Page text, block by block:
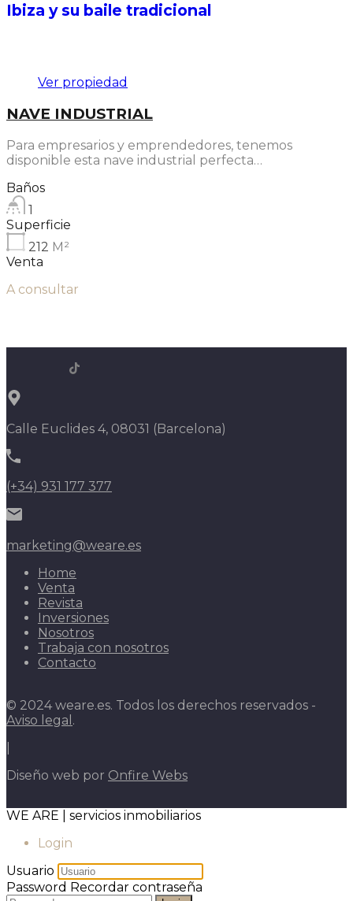
Ibiza y su baile tradicional
Ver propiedad
NAVE INDUSTRIAL
Para empresarios y emprendedores, tenemos
disponible esta nave industrial perfecta…
Baños
1
Superficie
212 M²
Venta
A consultar
Calle Euclides 4, 08031 (Barcelona)
(+34) 931 177 377
marketing@weare.es
Home
Venta
Revista
Inversiones
Nosotros
Trabaja con nosotros
Contacto
© 2024 weare.es. Todos los derechos reservados -
Aviso legal .
Diseño web por Onfire Webs
WE ARE | servicios inmobiliarios
Login
Usuario
Password Recordar contraseña